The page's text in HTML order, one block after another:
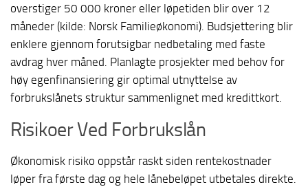
overstiger 50 000 kroner eller løpetiden blir over 12
måneder (kilde: Norsk Familieøkonomi). Budsjettering blir
enklere gjennom forutsigbar nedbetaling med faste
avdrag hver måned. Planlagte prosjekter med behov for
høy egenfinansiering gir optimal utnyttelse av
forbrukslånets struktur sammenlignet med kredittkort.
Risikoer Ved Forbrukslån
Økonomisk risiko oppstår raskt siden rentekostnader
løper fra første dag og hele lånebeløpet utbetales direkte.